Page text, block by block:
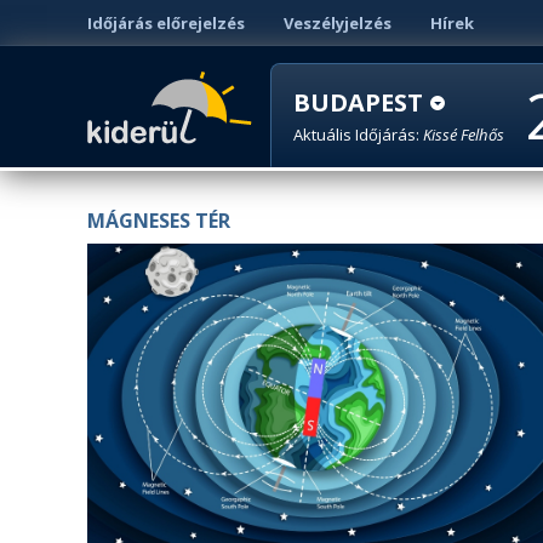
Időjárás előrejelzés Veszélyjelzés Hírek
BUDAPEST
Aktuális Időjárás: Kissé Felhős
MÁGNESES TÉR